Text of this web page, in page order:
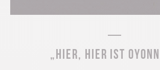
„Hier, hier ist